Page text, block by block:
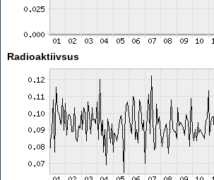
Radioaktiivsus